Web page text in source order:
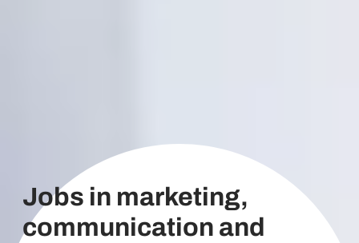
Jobs in marketing,
communication and